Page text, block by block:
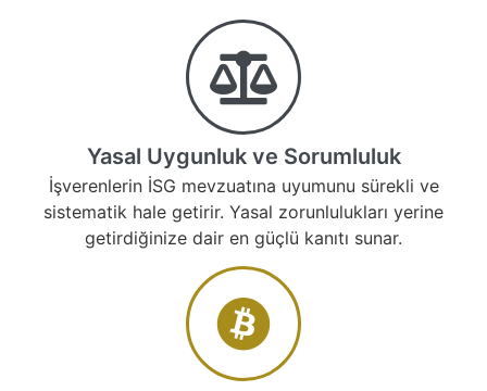
Yasal Uygunluk ve Sorumluluk
İşverenlerin İSG mevzuatına uyumunu sürekli ve
sistematik hale getirir. Yasal zorunlulukları yerine
getirdiğinize dair en güçlü kanıtı sunar.